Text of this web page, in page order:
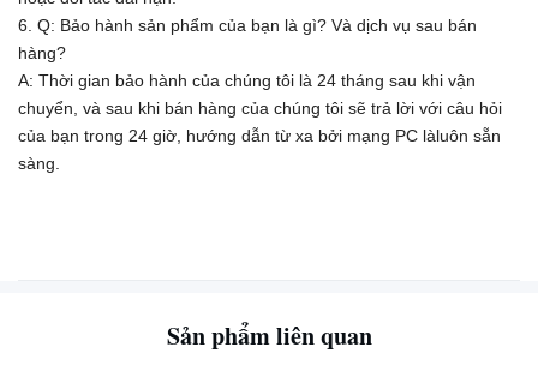
6. Q: Bảo hành sản phẩm của bạn là gì? Và dịch vụ sau bán
hàng?
A: Thời gian bảo hành của chúng tôi là 24 tháng sau khi vận
chuyển, và sau khi bán hàng của chúng tôi sẽ trả lời với câu hỏi
của bạn trong 24 giờ, hướng dẫn từ xa bởi mạng PC làluôn sẵn
sàng.
Sản phẩm liên quan